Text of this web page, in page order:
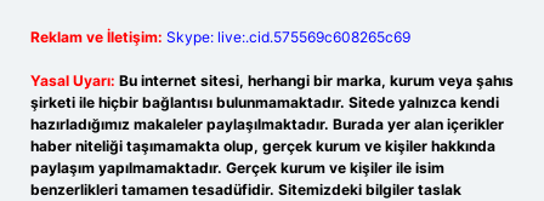
Reklam ve İletişim: Skype: live:.cid.575569c608265c69
Yasal Uyarı: Bu internet sitesi, herhangi bir marka, kurum veya şahıs
şirketi ile hiçbir bağlantısı bulunmamaktadır. Sitede yalnızca kendi
hazırladığımız makaleler paylaşılmaktadır. Burada yer alan içerikler
haber niteliği taşımamakta olup, gerçek kurum ve kişiler hakkında
paylaşım yapılmamaktadır. Gerçek kurum ve kişiler ile isim
benzerlikleri tamamen tesadüfidir. Sitemizdeki bilgiler taslak